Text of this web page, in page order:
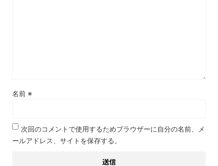
名前 ※
次回のコメントで使用するためブラウザーに自分の名前、メ
ールアドレス、サイトを保存する。